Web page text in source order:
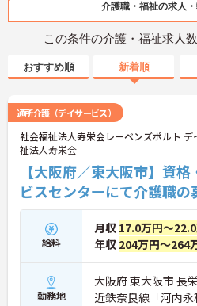
介護職・福祉の求人
この条件の介護・福祉求人数
おすすめ順 新着順
通所介護（デイサービス）
社会福祉法人寿栄会レーベンズポルト デ
祉法人寿栄会
【大阪府／東大阪市】資
ビスセンターにて介護職
給料
月収 17.0万円～
年収 204万円～264
勤務地
大阪府 東大阪市 長
近鉄奈良線「河内